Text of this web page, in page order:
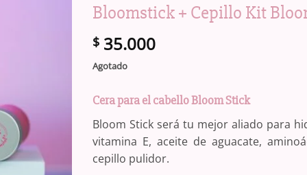
Bloomstick + Cepillo Kit
$35.000
Agotado
Cera para el cabello Bloom Stick
Bloom Stick será tu mejor aliado para
vitamina E, aceite de aguacate,
cepillo pulidor.